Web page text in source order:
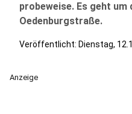
probeweise. Es geht um
Oedenburgstraße.
Veröffentlicht: Dienstag,
Anzeige